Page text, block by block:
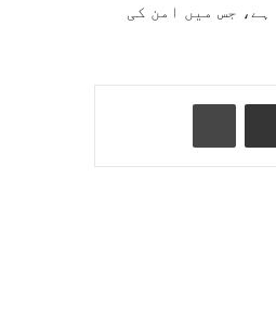
جس میں امن کی
ای میل کے ذریعے شیئر کریں